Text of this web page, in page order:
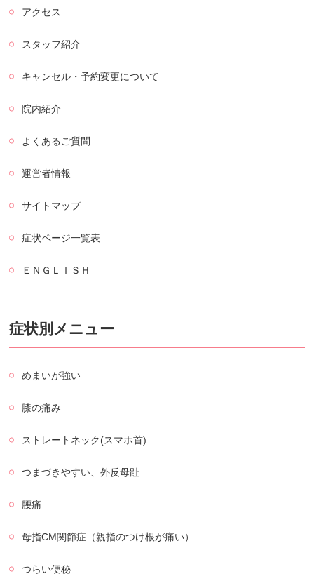
アクセス
スタッフ紹介
キャンセル・予約変更について
院内紹介
よくあるご質問
運営者情報
サイトマップ
症状ページ一覧表
ＥＮＧＬＩＳＨ
症状別メニュー
めまいが強い
膝の痛み
ストレートネック(スマホ首)
つまづきやすい、外反母趾
腰痛
母指CM関節症（親指のつけ根が痛い）
つらい便秘